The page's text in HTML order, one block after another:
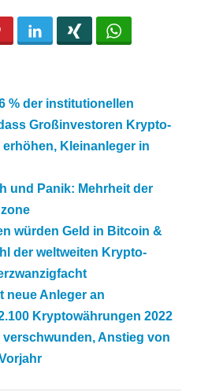
Pinterest LinkedIn
% der institutionellen
Großinvestoren Krypto-
Kleinanleger in
und Panik: Mehrheit der
würden Geld in Bitcoin &
der weltweiten Krypto-
neue Anleger an
Kryptowährungen 2022
Anstieg von